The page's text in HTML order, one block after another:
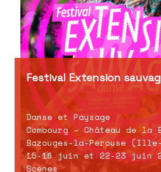
Festival Extension
Danse et Paysage
Combourg – Château de la
Bazouges-la-Pérouse
15-16 juin et 22-23 juin
Scènes